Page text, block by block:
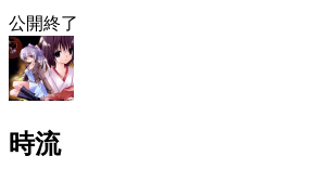
公開終了
時流